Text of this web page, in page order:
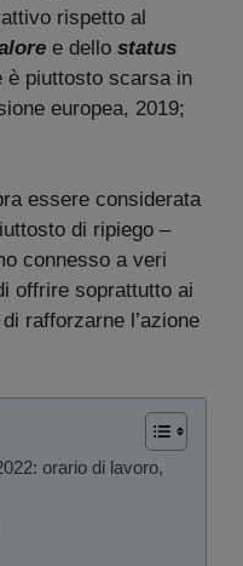
rispetto al
e dello status
è piuttosto scarsa in
europea, 2019;
essere considerata
di ripiego –
connesso a veri
offrire soprattutto ai
rafforzarne l’azione
orario di lavoro,